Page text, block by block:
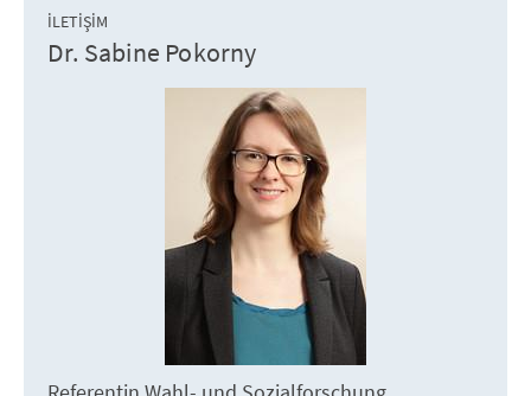
İLETIŞIM
Dr. Sabine Pokorny